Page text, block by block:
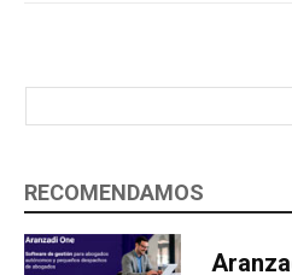
RECOMENDAMOS